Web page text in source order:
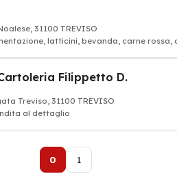
31100 TREVISO
latticini, bevanda, carne rossa,
Filippetto D.
Treviso, 31100 TREVISO
al dettaglio
0 1